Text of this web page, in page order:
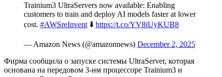
Trainium3 UltraServers now available: Enabling
customers to train and deploy AI models faster at lower
cost. #AWSreInvent ⬇️ https://t.co/YV8iUyKUB8
— Amazon News (@amazonnews) December 2, 2025
Фирма сообщила о запуске системы UltraServer, которая
основана на передовом 3-нм процессоре Trainium3 и